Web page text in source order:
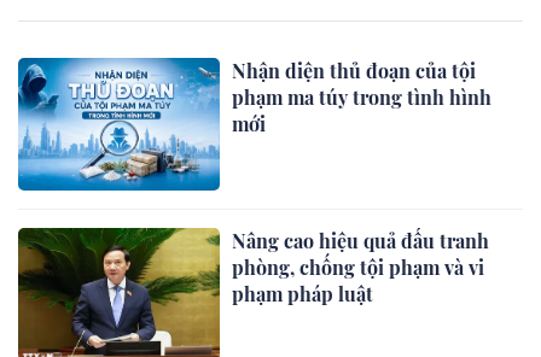
Nhận diện thủ đoạn của tội
phạm ma túy trong tình hình
mới
Nâng cao hiệu quả đấu tranh
phòng, chống tội phạm và vi
phạm pháp luật